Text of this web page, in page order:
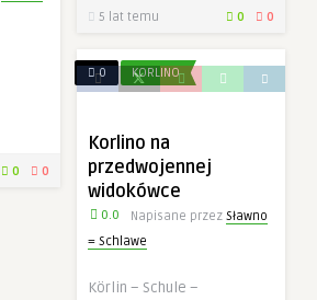
0 0
5 lat temu 0 0
0 KORLINO
Korlino na
przedwojennej
widokówce
0.0 Napisane przez Sławno
= Schlawe
Körlin – Schule –